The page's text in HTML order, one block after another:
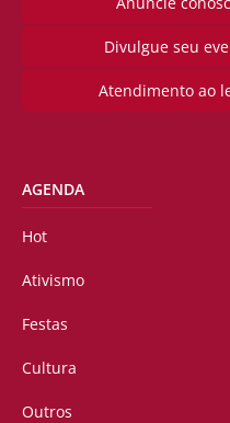
Divulgue seu
Atendimento ao
AGENDA
Hot
Ativismo
Festas
Cultura
Outros